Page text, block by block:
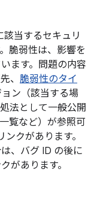
当するセキュリ
脆弱性は、影響を
ます。問題の内容
、 脆弱性のタイ
ン（該当する場
法として一般公開
覧など）が参照可
クがあります。
、バグ ID の後に
があります。